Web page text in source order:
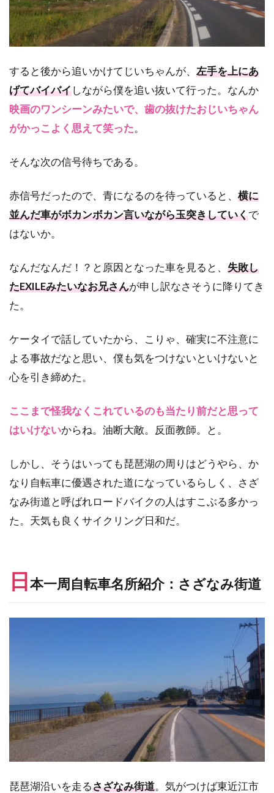
すると後から追いかけてじいちゃんが、 左手を上にあ
げてバイバイしながら僕を追い抜いて行った。なんか
映画のワンシーンみたいで、歯の抜けたおじいちゃん
がかっこよく思えて笑った。
そんな次の信号待ちである。
赤信号だったので、青になるのを待っていると、 横に
並んだ車がボカンボカン言いながら玉突きしていくで
はないか。
なんだなんだ！？と原因となった車を見ると、 失敗し
たEXILEみたいなお兄さんが申し訳なさそうに降りてき
た。
ケータイで話していたから、こりゃ、確実に不注意に
よる事故だなと思い、僕も気をつけないといけないと
心を引き締めた。
ここまで怪我なくこれているのも当たり前だと思って
はいけないからね。油断大敵。反面教師。と。
しかし、そうはいっても琵琶湖の周りはどうやら、か
なり自転車に優遇された道になっているらしく、さざ
なみ街道と呼ばれロードバイクの人はすこぶる多かっ
た。天気も良くサイクリング日和だ。
日本一周自転車名所紹介：さざなみ街道
琵琶湖沿いを走るさざなみ街道。気がつけば東近江市